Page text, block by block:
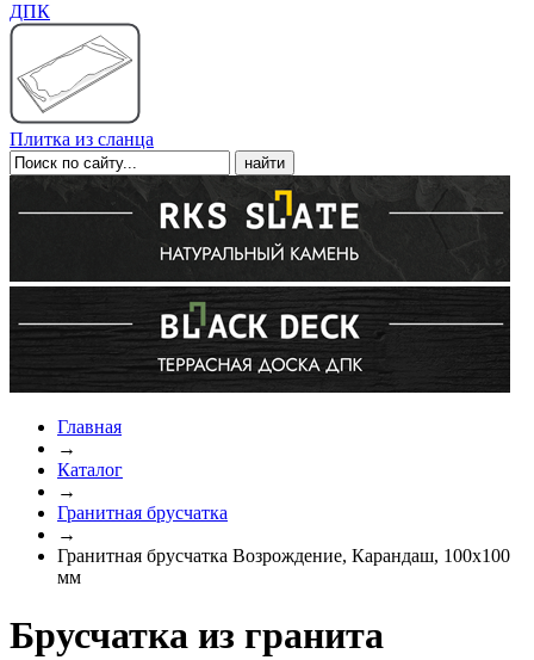
ДПК
Плитка из сланца
Главная
→
Каталог
→
Гранитная брусчатка
→
Гранитная брусчатка Возрождение, Карандаш, 100x100
мм
Брусчатка из гранита